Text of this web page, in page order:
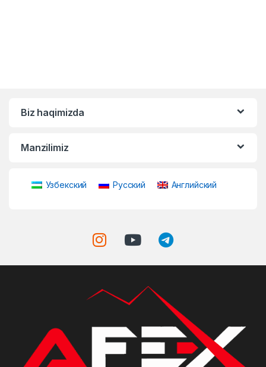
Biz haqimizda
Manzilimiz
Узбекский Русский Английский